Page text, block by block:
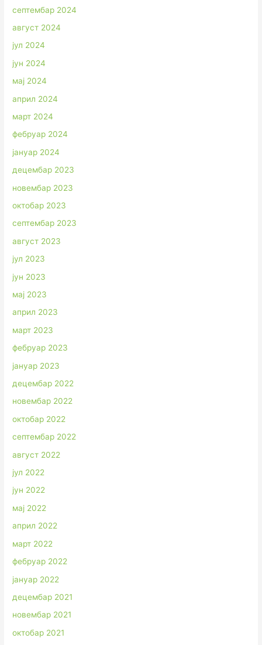
септембар 2024
август 2024
јул 2024
јун 2024
мај 2024
април 2024
март 2024
фебруар 2024
јануар 2024
децембар 2023
новембар 2023
октобар 2023
септембар 2023
август 2023
јул 2023
јун 2023
мај 2023
април 2023
март 2023
фебруар 2023
јануар 2023
децембар 2022
новембар 2022
октобар 2022
септембар 2022
август 2022
јул 2022
јун 2022
мај 2022
април 2022
март 2022
фебруар 2022
јануар 2022
децембар 2021
новембар 2021
октобар 2021